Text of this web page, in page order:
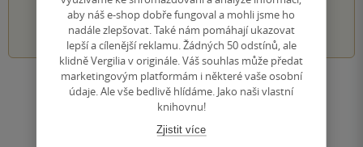
1 2 3 4 5
Zobrazit všechna hodnocení
Přidat hodnocení
aby náš e-shop dobře fungoval a mohli jsme ho
nadále zlepšovat. Také nám pomáhají ukazovat
lepší a cílenější reklamu. Žádných 50 odstínů, ale
klidně Vergilia v originále. Váš souhlas může předat
marketingovým platformám i některé vaše osobní
údaje. Ale vše bedlivě hlídáme. Jako naši vlastní
knihovnu!
Zjistit více